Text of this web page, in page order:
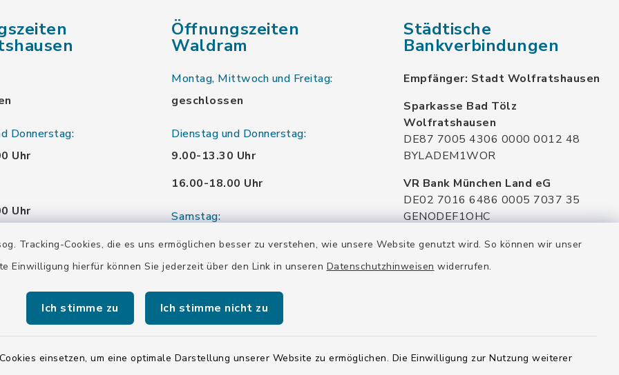
Tracking-Cookies, die es uns ermöglichen besser zu verstehen, wie unsere Website genutzt wird. So können wir unser
Einwilligung hierfür können Sie jederzeit über den Link in unseren Datenschutzhinweisen widerrufen.
Ich stimme zu Ich stimme nicht zu
einsetzen, um eine optimale Darstellung unserer Website zu ermöglichen. Die Einwilligung zur Nutzung weiterer
Donnerstag:
Uhr
Uhr
Uhr
Uhr
Öffnungszeiten
Waldram
Montag, Mittwoch und Freitag:
geschlossen
Dienstag und Donnerstag:
9.00-13.30 Uhr
16.00-18.00 Uhr
Samstag:
10.00-12.00 Uhr
Städtische
Bankverbindungen
Empfänger: Stadt Wolfratshausen
Sparkasse Bad Tölz
Wolfratshausen
DE87 7005 4306 0000 0012 48
BYLADEM1WOR
VR Bank München Land eG
DE02 7016 6486 0005 7037 35
GENODEF1OHC
Raiffeisenbank Isar Loisachtal eG
DE92 7016 9543 0001 0005 00
HYVEDEMMXXX